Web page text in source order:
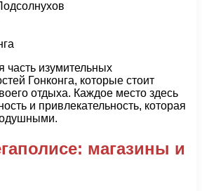
изумительных
Гонконга, которые стоит
отдыха. Каждое место здесь
и привлекательность, которая
магазины и